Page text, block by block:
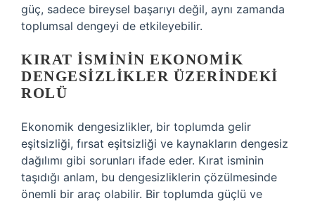
güç, sadece bireysel başarıyı değil, aynı zamanda
toplumsal dengeyi de etkileyebilir.
KIRAT İSMININ EKONOMIK
DENGESIZLIKLER ÜZERINDEKI
ROLÜ
Ekonomik dengesizlikler, bir toplumda gelir
eşitsizliği, fırsat eşitsizliği ve kaynakların dengesiz
dağılımı gibi sorunları ifade eder. Kırat isminin
taşıdığı anlam, bu dengesizliklerin çözülmesinde
önemli bir araç olabilir. Bir toplumda güçlü ve